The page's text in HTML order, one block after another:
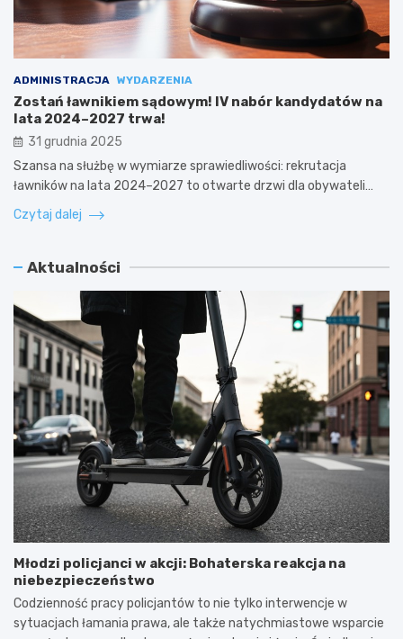
ADMINISTRACJA WYDARZENIA
Zostań ławnikiem sądowym! IV nabór kandydatów na
lata 2024–2027 trwa!
31 grudnia 2025
Szansa na służbę w wymiarze sprawiedliwości: rekrutacja
ławników na lata 2024–2027 to otwarte drzwi dla obywateli…
Czytaj dalej
Aktualności
Młodzi policjanci w akcji: Bohaterska reakcja na
niebezpieczeństwo
Codzienność pracy policjantów to nie tylko interwencje w
sytuacjach łamania prawa, ale także natychmiastowe wsparcie